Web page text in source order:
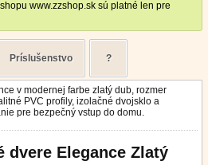
www.zzshop.sk sú platné len pre
Príslušenstvo ?
v modernej farbe zlatý dub, rozmer
PVC profily, izolačné dvojsklo a
pre bezpečný vstup do domu.
dvere Elegance Zlatý